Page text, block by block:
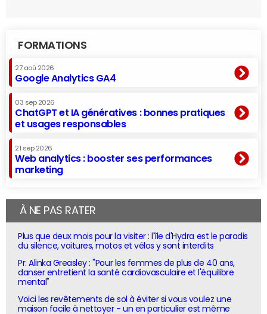
FORMATIONS
27 aoû 2026
Google Analytics GA4
03 sep 2026
ChatGPT et IA génératives : bonnes pratiques
et usages responsables
21 sep 2026
Web analytics : booster ses performances
marketing
À NE PAS RATER
Plus que deux mois pour la visiter : l'île d'Hydra est le paradis
du silence, voitures, motos et vélos y sont interdits
Pr. Alinka Greasley : "Pour les femmes de plus de 40 ans,
danser entretient la santé cardiovasculaire et l'équilibre
mental"
Voici les revêtements de sol à éviter si vous voulez une
maison facile à nettoyer - un en particulier est même